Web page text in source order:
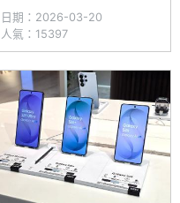
感到困惑，不是說 S26 Ultra 擁
有 QHD+ 也就是 3,120 x
1,440pixels 的高解析度螢幕
嗎？怎麼實際到手看起來只剩下
FHD+ 的水準呢？別擔心，其
日期：2026-03-20
人氣：15397